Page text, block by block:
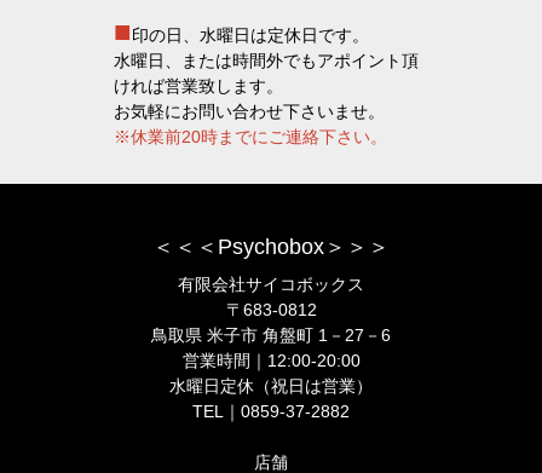
■印の日、水曜日は定休日です。
水曜日、または時間外でもアポイント頂
ければ営業致します。
お気軽にお問い合わせ下さいませ。
※休業前20時までにご連絡下さい。
＜＜＜Psychobox＞＞＞
有限会社サイコボックス
〒683-0812
鳥取県 米子市 角盤町 1－27－6
営業時間｜12:00-20:00
水曜日定休（祝日は営業）
TEL｜0859-37-2882
店舗